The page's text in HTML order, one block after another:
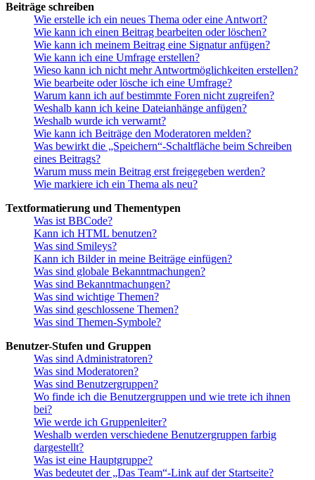
Beiträge schreiben
Wie erstelle ich ein neues Thema oder eine Antwort?
Wie kann ich einen Beitrag bearbeiten oder löschen?
Wie kann ich meinem Beitrag eine Signatur anfügen?
Wie kann ich eine Umfrage erstellen?
Wieso kann ich nicht mehr Antwortmöglichkeiten erstellen?
Wie bearbeite oder lösche ich eine Umfrage?
Warum kann ich auf bestimmte Foren nicht zugreifen?
Weshalb kann ich keine Dateianhänge anfügen?
Weshalb wurde ich verwarnt?
Wie kann ich Beiträge den Moderatoren melden?
Was bewirkt die „Speichern“-Schaltfläche beim Schreiben
eines Beitrags?
Warum muss mein Beitrag erst freigegeben werden?
Wie markiere ich ein Thema als neu?
Textformatierung und Thementypen
Was ist BBCode?
Kann ich HTML benutzen?
Was sind Smileys?
Kann ich Bilder in meine Beiträge einfügen?
Was sind globale Bekanntmachungen?
Was sind Bekanntmachungen?
Was sind wichtige Themen?
Was sind geschlossene Themen?
Was sind Themen-Symbole?
Benutzer-Stufen und Gruppen
Was sind Administratoren?
Was sind Moderatoren?
Was sind Benutzergruppen?
Wo finde ich die Benutzergruppen und wie trete ich ihnen
bei?
Wie werde ich Gruppenleiter?
Weshalb werden verschiedene Benutzergruppen farbig
dargestellt?
Was ist eine Hauptgruppe?
Was bedeutet der „Das Team“-Link auf der Startseite?